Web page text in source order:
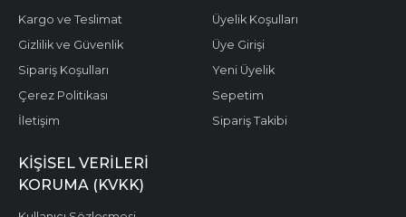
Kargo ve Teslimat
Gizlilik ve Güvenlik
Sipariş Koşulları
Çerez Politikası
İletişim
Üyelik Koşulları
Üye Girişi
Yeni Üyelik
Sepetim
Sipariş Takibi
KIŞISEL VERILERI
KORUMA (KVKK)